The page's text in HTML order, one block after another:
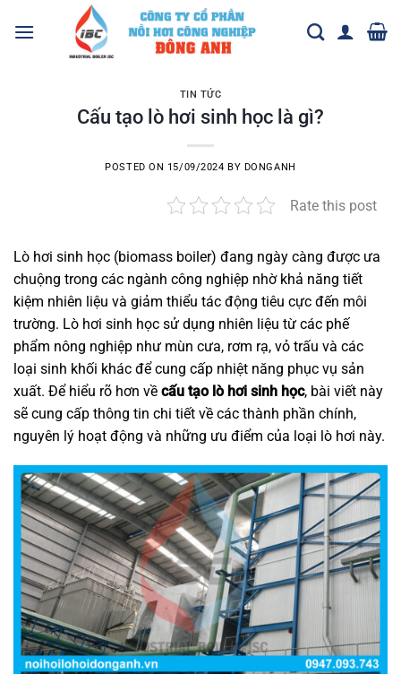
TIN TỨC
Cấu tạo lò hơi sinh học là gì?
POSTED ON 15/09/2024 BY DONGANH
Rate this post
Lò hơi sinh học (biomass boiler) đang ngày càng được ưa
chuộng trong các ngành công nghiệp nhờ khả năng tiết
kiệm nhiên liệu và giảm thiểu tác động tiêu cực đến môi
trường. Lò hơi sinh học sử dụng nhiên liệu từ các phế
phẩm nông nghiệp như mùn cưa, rơm rạ, vỏ trấu và các
loại sinh khối khác để cung cấp nhiệt năng phục vụ sản
xuất. Để hiểu rõ hơn về cấu tạo lò hơi sinh học, bài viết này
sẽ cung cấp thông tin chi tiết về các thành phần chính,
nguyên lý hoạt động và những ưu điểm của loại lò hơi này.